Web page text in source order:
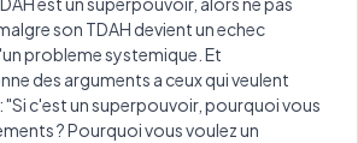
son TDAH devient un echec
probleme systemique. Et
des arguments a ceux qui veulent
"Si c'est un superpouvoir, pourquoi vous
? Pourquoi vous voulez un